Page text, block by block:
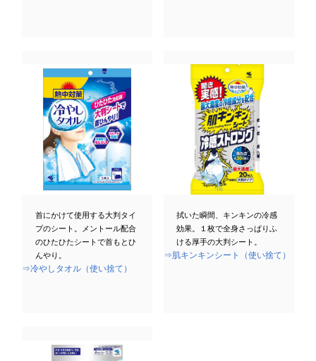
首にかけて使用する大判タイ
プのシート。メントール配合
のひたひたシートで首もとひ
んやり。
⇒冷やしタオル（使い捨て）
拭いた瞬間、キンキンの冷感
効果。１枚で全身さっぱりふ
ける厚手の大判シート。
⇒肌キンキンシート（使い捨て）